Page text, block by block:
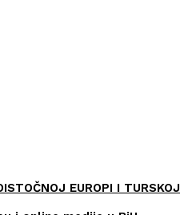
EUROPI I TURSKOJ